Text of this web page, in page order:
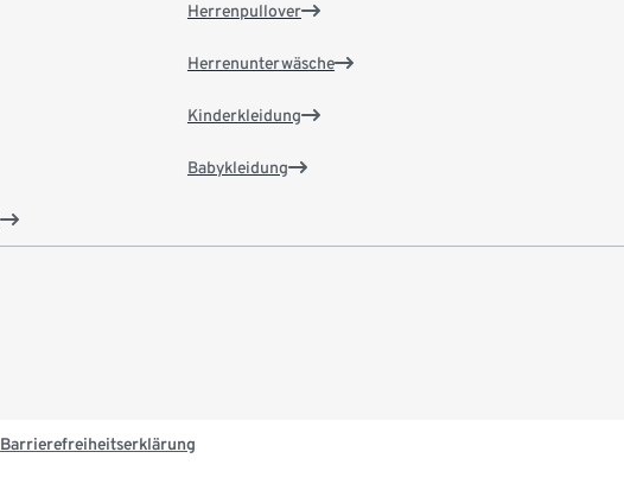
Herrenpullover
Herrenunterwäsche
Kinderkleidung
Babykleidung
Barrierefreiheitserklärung